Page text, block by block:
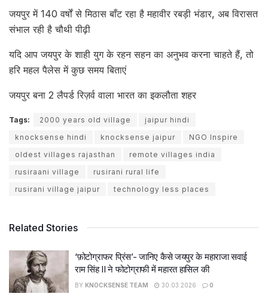
जयपुर में 140 वर्षों से मिठास बाँट रहा है महावीर रबड़ी भंडार, अब विरासत
संभाल रही है चौथी पीढ़ी
यदि आप जयपुर के शाही युग के रहन सहन का अनुभव करना चाहते हैं, तो
हरि महल पैलेस में कुछ समय बिताएं
जयपुर बना 2 लैपर्ड रिज़र्व वाला भारत का इकलौता शहर
Tags: 2000 years old village
jaipur hindi
knocksense hindi
knocksense jaipur
NGO Inspire
oldest villages rajasthan
remote villages india
rusiraani village
rusirani rural life
rusirani village jaipur
technology less places
Related Stories
‘फ़ोटोग्राफर प्रिंस’- जानिए कैसे जयपुर के महाराजा सवाई
राम सिंह II ने फोटोग्राफी में महारत हासिल की
BY KNOCKSENSE TEAM 30.03.2026 0